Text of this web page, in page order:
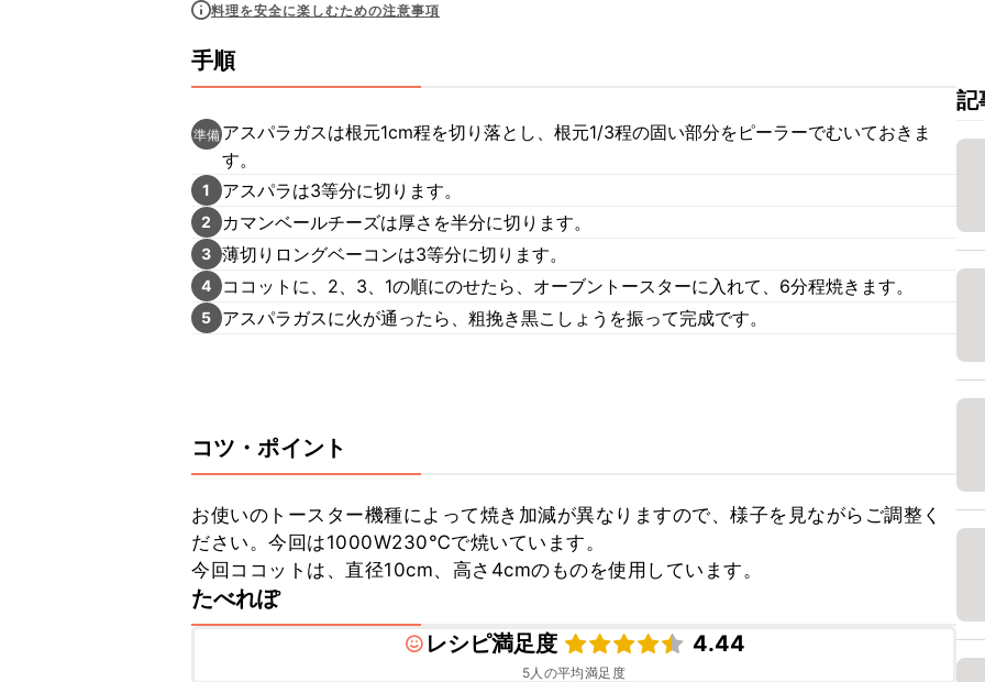
料理を安全に楽しむための注意事項
手順
準備 アスパラガスは根元1cm程を切り落とし、根元1/3程の固い部分をピーラーでむいておきま
す。
1 アスパラは3等分に切ります。
2 カマンベールチーズは厚さを半分に切ります。
3 薄切りロングベーコンは3等分に切ります。
4 ココットに、2、3、1の順にのせたら、オーブントースターに入れて、6分程焼きます。
5 アスパラガスに火が通ったら、粗挽き黒こしょうを振って完成です。
コツ・ポイント
お使いのトースター機種によって焼き加減が異なりますので、様子を見ながらご調整く
ださい。今回は1000W230℃で焼いています。
今回ココットは、直径10cm、高さ4cmのものを使用しています。
たべれぽ
レシピ満足度
4.44
5人の平均満足度
記